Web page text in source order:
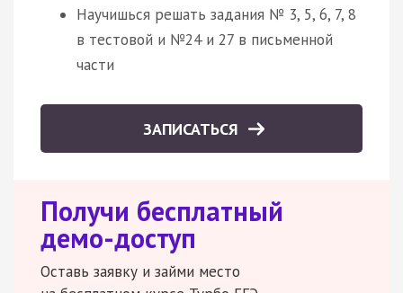
Научишься решать задания № 3, 5, 6, 7, 8
в тестовой и №24 и 27 в письменной
части
ЗАПИСАТЬСЯ
Получи бесплатный
демо-доступ
Оставь заявку и займи место